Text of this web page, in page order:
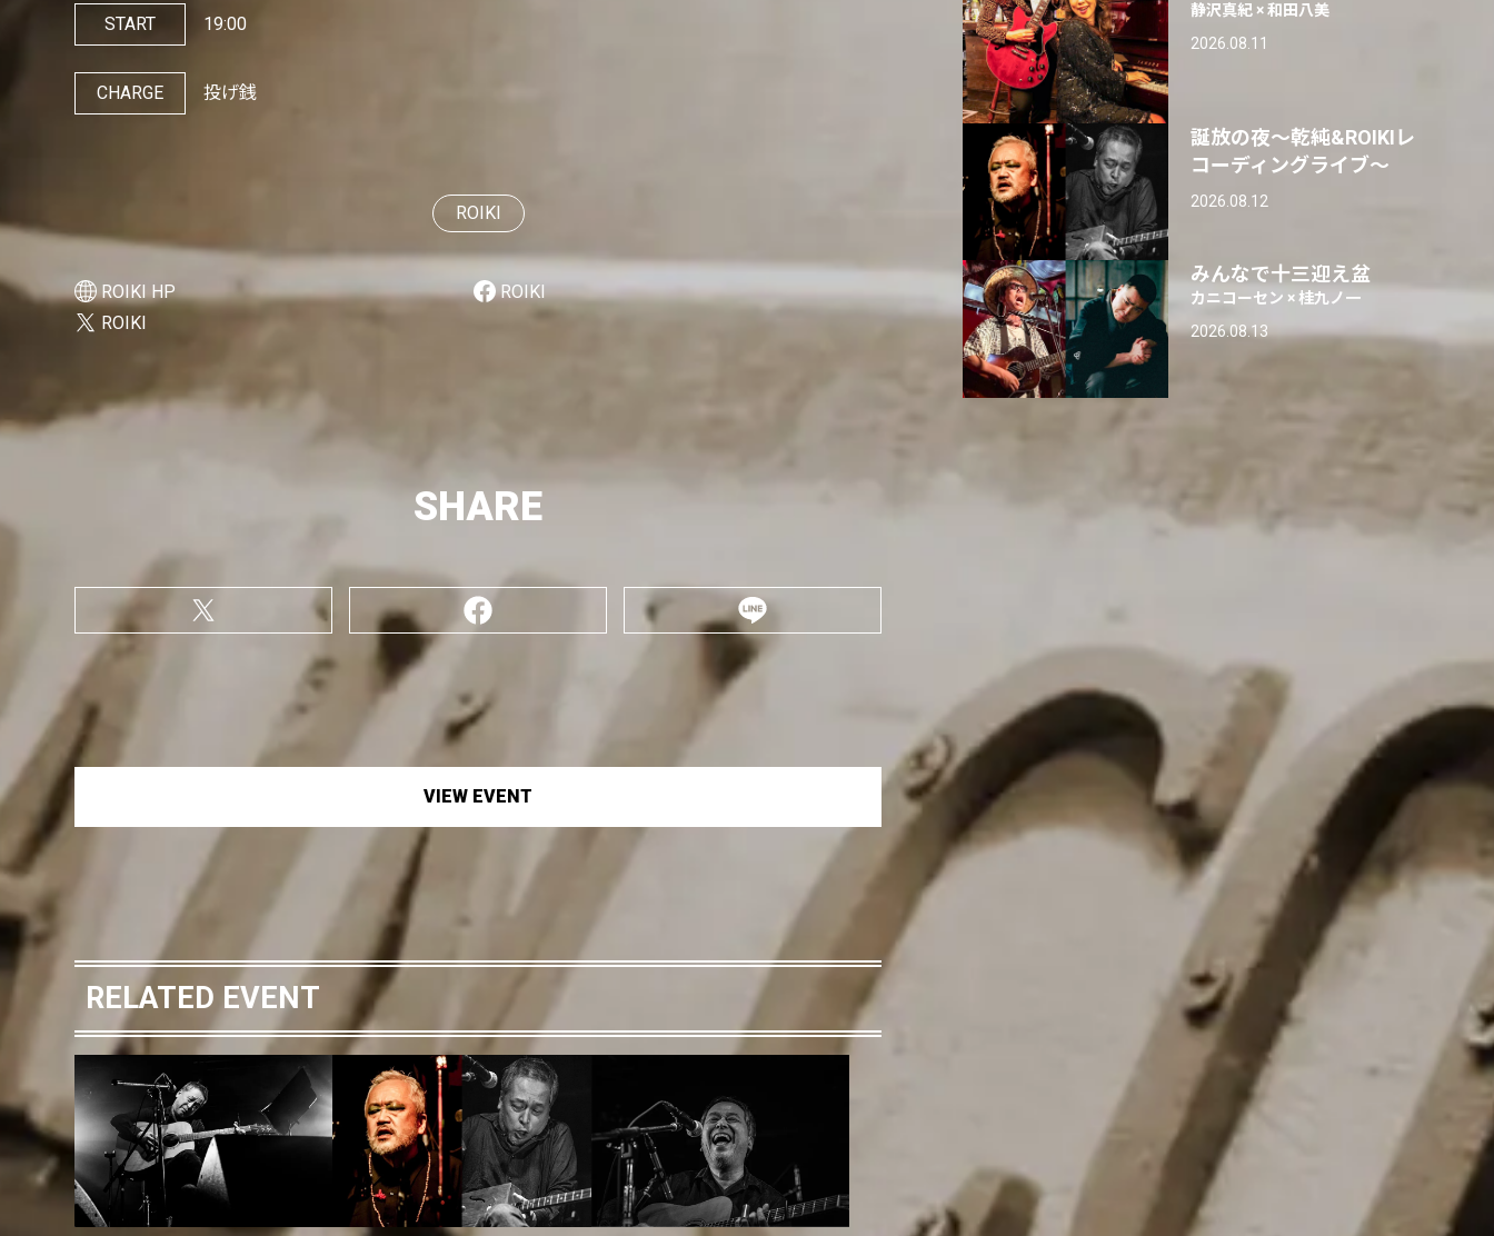
START 19:00
CHARGE 投げ銭
ROIKI
ROIKI HP
ROIKI
ROIKI
SHARE
VIEW EVENT
RELATED EVENT
静沢真紀 × 和田八美
2026.08.11
誕放の夜〜乾純&ROIKIレ
コーディングライブ〜
2026.08.12
みんなで十三迎え盆
カニコーセン × 桂九ノ一
2026.08.13